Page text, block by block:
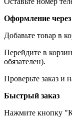
Оформление
Добавьте товар в
Перейдите в
обязателен).
Проверьте заказ
Быстрый заказ
Нажмите кнопку